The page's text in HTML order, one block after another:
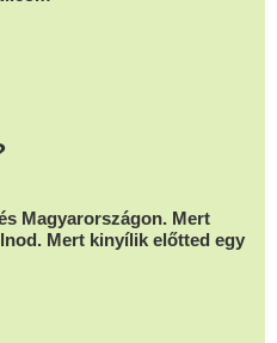
Magyarországon. Mert
Mert kinyílik előtted egy